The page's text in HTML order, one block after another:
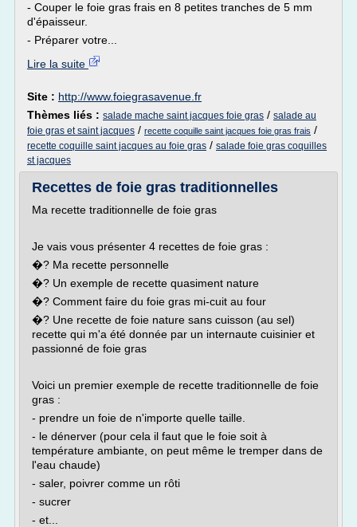
- Couper le foie gras frais en 8 petites tranches de 5 mm
d'épaisseur.
- Préparer votre...
Lire la suite
Site : http://www.foiegrasavenue.fr
Thèmes liés : salade mache saint jacques foie gras / salade au
foie gras et saint jacques / recette coquille saint jacques foie gras frais /
recette coquille saint jacques au foie gras / salade foie gras coquilles
st jacques
Recettes de foie gras traditionnelles
Ma recette traditionnelle de foie gras
Je vais vous présenter 4 recettes de foie gras :
�? Ma recette personnelle
�? Un exemple de recette quasiment nature
�? Comment faire du foie gras mi-cuit au four
�? Une recette de foie nature sans cuisson (au sel)
recette qui m'a été donnée par un internaute cuisinier et
passionné de foie gras
Voici un premier exemple de recette traditionnelle de foie
gras :
- prendre un foie de n'importe quelle taille.
- le dénerver (pour cela il faut que le foie soit à
température ambiante, on peut même le tremper dans de
l'eau chaude)
- saler, poivrer comme un rôti
- sucrer
- et...